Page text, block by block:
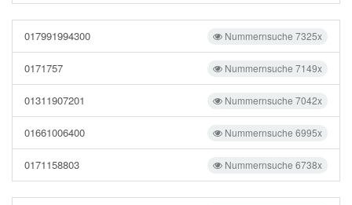
Nummernsuche 7325x
017991994300
Nummernsuche 7149x
0171757
Nummernsuche 7042x
01311907201
Nummernsuche 6995x
01661006400
Nummernsuche 6738x
0171158803